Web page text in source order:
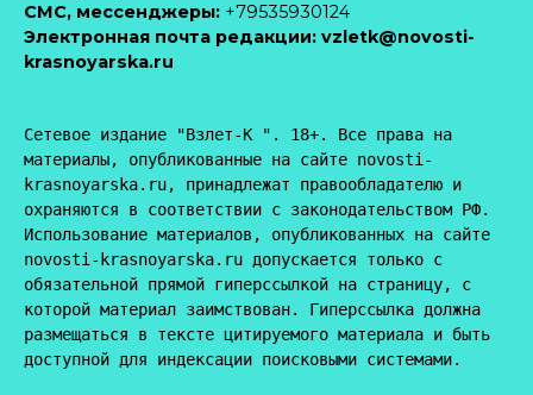
CМС, мессенджеры: +79535930124
Электронная почта редакции: vzletk@novosti-
krasnoyarska.ru
Сетевое издание "Взлет-К ". 18+. Все права на
материалы, опубликованные на сайте novosti-
krasnoyarska.ru, принадлежат правообладателю и
охраняются в соответствии с законодательством РФ.
Использование материалов, опубликованных на сайте
novosti-krasnoyarska.ru допускается только с
обязательной прямой гиперссылкой на страницу, с
которой материал заимствован. Гиперссылка должна
размещаться в тексте цитируемого материала и быть
доступной для индексации поисковыми системами.